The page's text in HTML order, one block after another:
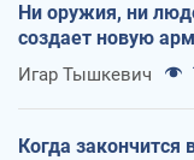
Ни оружия, ни
создает новую
Игар Тышкевич
Когда закончится